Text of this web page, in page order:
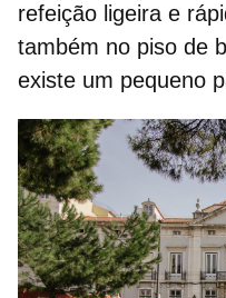
refeição ligeira e
também no piso de
existe um pequeno